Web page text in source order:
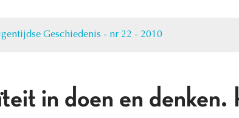
Geschiedenis - nr 22 - 2010
in doen en denken.